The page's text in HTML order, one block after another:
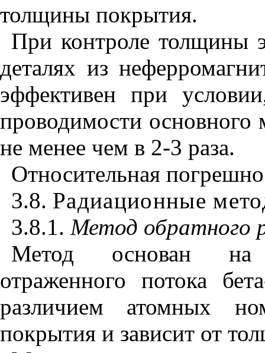
толщины покрытия.
При контроле толщины
деталях из
эффективен при
проводимости основного
не менее чем в 2-3 раза.
Относительная
3.8. Радиационные
3.8.1. Метод обратного
Метод основан на
отраженного потока
различием атомных
покрытия и зависит от